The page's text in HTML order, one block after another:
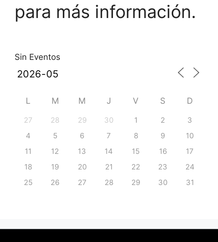
para más información.
Sin Eventos
L M M J V S D
27 28 29 30 1 2
3
4
5 6 7 8 9
10
11
12 13 14 15 16
17
18
19 20 21 22 23
24
25
26 27 28 29 30 31